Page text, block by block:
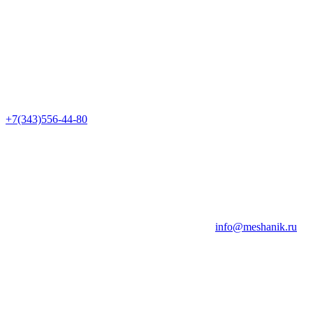
+7(343)556-44-80
info@meshanik.ru